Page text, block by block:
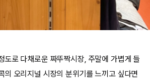
도로 다채로운 짜뚜짝시장, 주말에 가볍게 들
의 오리지널 시장의 분위기를 느끼고 싶다면